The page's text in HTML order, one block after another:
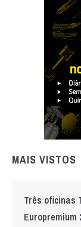
MAIS VISTOS
Três oficinas
Europremium